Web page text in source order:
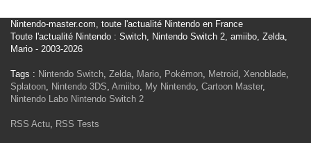
Nintendo-master.com, toute l'actualité Nintendo en France
Toute l'actualité Nintendo : Switch, Nintendo Switch 2, amiibo, Zelda,
Mario - 2003-2026
Tags : Nintendo Switch, Zelda, Mario, Pokémon, Metroid, Xenoblade,
Splatoon, Nintendo 3DS, Amiibo, My Nintendo, Cartoon Master,
Nintendo Labo Nintendo Switch 2
RSS Actu, RSS Tests